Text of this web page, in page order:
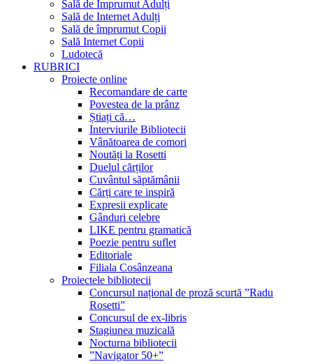
Sală de Împrumut Adulți
Sală de Internet Adulți
Sală de împrumut Copii
Sală Internet Copii
Ludotecă
RUBRICI
Proiecte online
Recomandare de carte
Povestea de la prânz
Știați că…
Interviurile Bibliotecii
Vânătoarea de comori
Noutăți la Rosetti
Duelul cărților
Cuvântul săptămânii
Cărți care te inspiră
Expresii explicate
Gânduri celebre
LIKE pentru gramatică
Poezie pentru suflet
Editoriale
Filiala Cosânzeana
Proiectele bibliotecii
Concursul național de proză scurtă ”Radu
Rosetti”
Concursul de ex-libris
Stagiunea muzicală
Nocturna bibliotecii
”Navigator 50+”